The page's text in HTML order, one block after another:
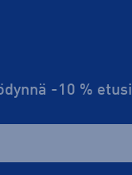
-10 % etusi